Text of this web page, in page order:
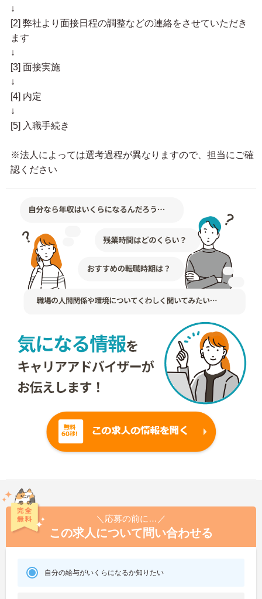
↓
[2] 弊社より面接日程の調整などの連絡をさせていただき
ます
↓
[3] 面接実施
↓
[4] 内定
↓
[5] 入職手続き
※法人によっては選考過程が異なりますので、担当にご確
認ください
＼応募の前に…／
この求人について問い合わせる
自分の給与がいくらになるか知りたい